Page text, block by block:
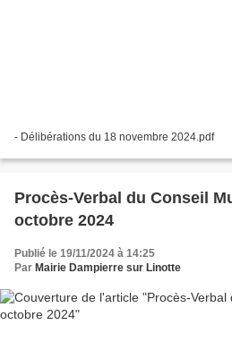
- Délibérations du 18 novembre 2024.pdf
Procès-Verbal du Conseil
octobre 2024
Publié le 19/11/2024 à 14:25
Par Mairie Dampierre sur Linotte